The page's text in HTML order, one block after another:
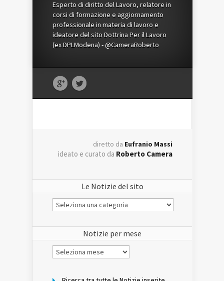
Esperto di diritto del Lavoro, relatore in
corsi di formazione e aggiornamento
professionale in materia di lavoro e
ideatore del sito Dottrina Per il Lavoro
(ex DPLModena) - @CameraRoberto
diretto da Eufranio Massi
ideato e curato da Roberto Camera
Le Notizie del sito
Le
Notizie
Notizie per mese
Notizie
per